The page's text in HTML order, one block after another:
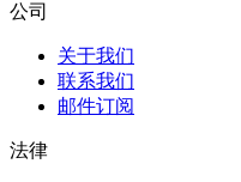
公司
关于我们
联系我们
邮件订阅
法律